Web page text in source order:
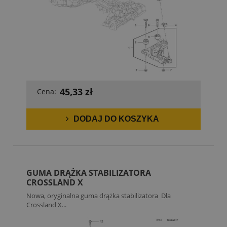
Cena: 45,33 zł
DODAJ DO KOSZYKA
GUMA DRĄŻKA STABILIZATORA
CROSSLAND X
Nowa, oryginalna guma drążka stabilizatora Dla
Crossland X...